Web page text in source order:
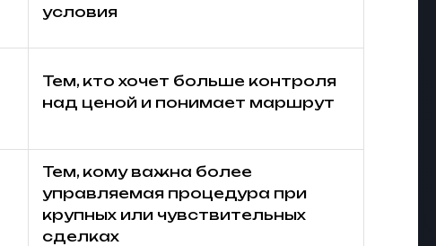
условия
Тем, кто хочет больше контроля
над ценой и понимает маршрут
Тем, кому важна более
управляемая процедура при
крупных или чувствительных
сделках